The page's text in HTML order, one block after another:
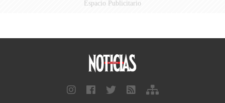
Espacio Publicitario